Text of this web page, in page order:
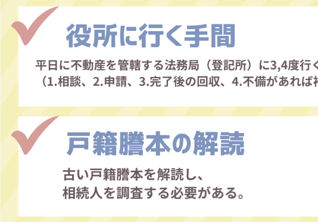
相続登記の手続きを自分でやる方法！
贈与による名義変更を自分でやる方法！
～各項目の詳細については上記をクリックしてください～